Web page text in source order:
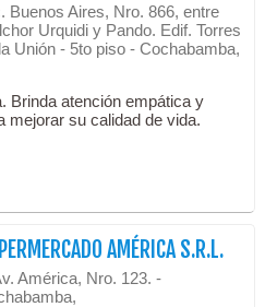
Buenos Aires, Nro. 866, entre
Urquidi y Pando. Edif. Torres
Unión - 5to piso - Cochabamba,
Brinda atención empática y
mejorar su calidad de vida.
AMÉRICA S.R.L.
América, Nro. 123. -